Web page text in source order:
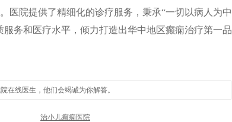
医院提供了精细化的诊疗服务，秉承“一切以病人为中
务和医疗水平，倾力打造出华中地区癫痫治疗第一品
在线医生，他们会竭诚为你解答。
治小儿癫痫医院